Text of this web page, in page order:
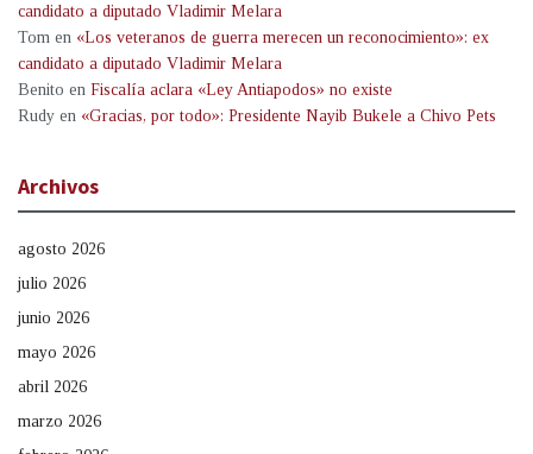
candidato a diputado Vladimir Melara
Tom en «Los veteranos de guerra merecen un reconocimiento»: ex
candidato a diputado Vladimir Melara
Benito en Fiscalía aclara «Ley Antiapodos» no existe
Rudy en «Gracias, por todo»: Presidente Nayib Bukele a Chivo Pets
Archivos
agosto 2026
julio 2026
junio 2026
mayo 2026
abril 2026
marzo 2026